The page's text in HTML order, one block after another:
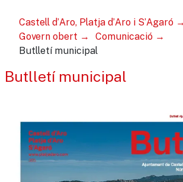
Castell d’Aro, Platja d’Aro i S’Agaró
Govern obert
Comunicació
Butlletí municipal
Butlletí municipal